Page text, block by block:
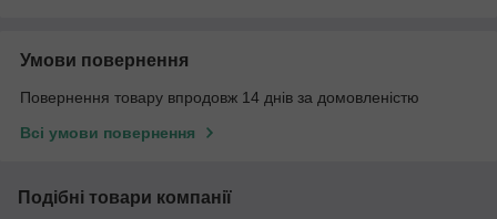
Умови повернення
Повернення товару впродовж 14 днів за домовленістю
Всі умови повернення
Подібні товари компанії